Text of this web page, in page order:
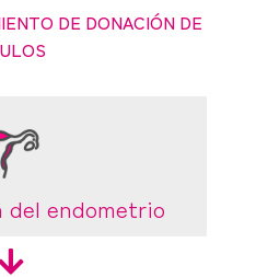
DE DONACIÓN DE
del endometrio